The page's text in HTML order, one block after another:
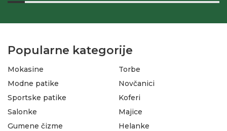
Popularne kategorije
Mokasine
Modne patike
Sportske patike
Salonke
Gumene čizme
Torbe
Novčanici
Koferi
Majice
Helanke